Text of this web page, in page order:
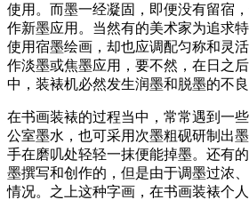
使用。而墨一经凝固，即便没有留宿
作新墨应用。当然有的美术家为追求
使用宿墨绘画，却也应调配匀称和灵
作淡墨或焦墨应用，要不然，在日之
中，装裱机必然发生润墨和脱墨的不良
在书画装裱的过程当中，常常遇到一
公室墨水，也可采用次墨粗砚研制出
手在磨叽处轻轻一抹便能掉墨。还有
墨撰写和创作的，但是由于调墨过浓
情况。之上这种字画，在书画装裱个